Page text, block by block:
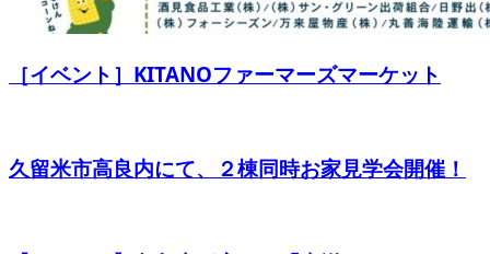
［イベント］KITANOファーマーズマーケット
久留米市高良内にて、２棟同時お家見学会開催！